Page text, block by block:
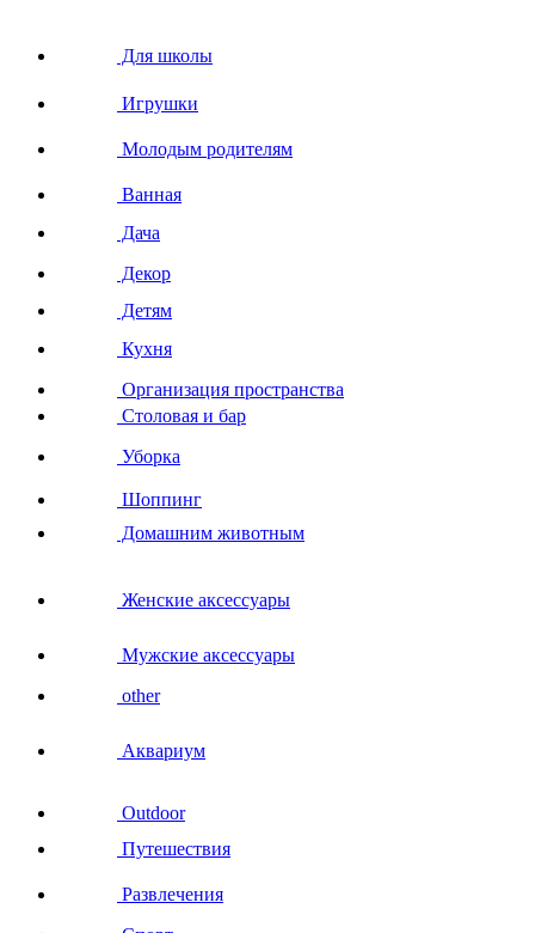
Для школы
Игрушки
Молодым родителям
Ванная
Дача
Декор
Детям
Кухня
Организация пространства
Столовая и бар
Уборка
Шоппинг
Домашним животным
Женские аксессуары
Мужские аксессуары
other
Аквариум
Outdoor
Путешествия
Развлечения